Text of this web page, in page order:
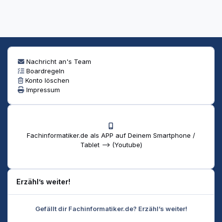
Programmiersprachen, weil es dann ja keine
Programmierer:innen mehr braucht. Dann wegen
im Endeffekt sind das alles nur Werkzeuge, die die
Landschaft leicht verändern wird, aber diese nicht
auslöschen wird. Da musst du dir nicht zu viel Kopf
machen würd ich sagen.
Nachricht an's Team
Boardregeln
Konto löschen
Impressum
Fachinformatiker.de als APP auf Deinem Smartphone /
Tablet --> (Youtube)
Erzähl’s weiter!
Gefällt dir Fachinformatiker.de? Erzähl’s weiter!